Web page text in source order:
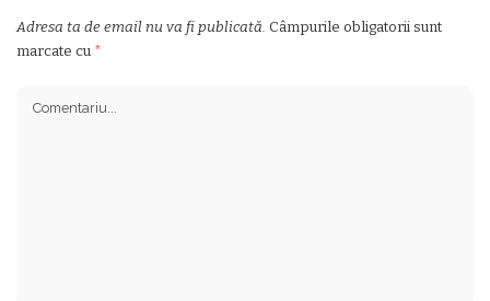
Adresa ta de email nu va fi publicată. Câmpurile obligatorii sunt
marcate cu *